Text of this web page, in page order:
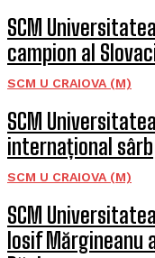
SCM
campion al
SCM U CRAIOVA (M)
SCM
internațional sârb
SCM U CRAIOVA (M)
SCM
Iosif Mărgineanu